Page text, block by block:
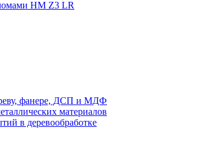
HM Z3 LR
фанере, ДСП и МДФ
материалов
в деревообработке